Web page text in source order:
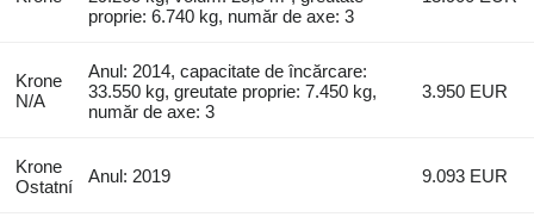
proprie: 6.740 kg, număr de axe: 3
Krone
N/A
Anul: 2014, capacitate de încărcare:
33.550 kg, greutate proprie: 7.450 kg,
număr de axe: 3
3.950 EUR
Krone
Ostatní
Anul: 2019 9.093 EUR